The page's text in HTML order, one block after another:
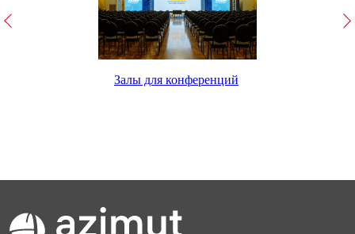
Залы для конференций